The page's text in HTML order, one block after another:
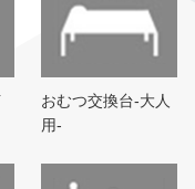
おむつ交換台-大人
用-